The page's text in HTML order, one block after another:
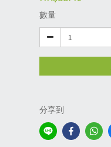
數量
分享到